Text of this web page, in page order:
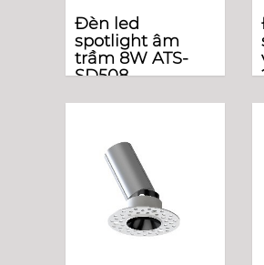
Đèn led
spotlight âm
trầm 8W ATS-
SD508